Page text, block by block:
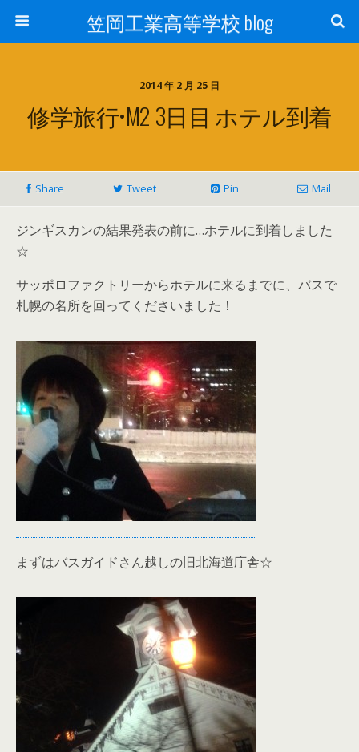
笠岡工業高等学校 blog
2014 年 2 月 25 日
修学旅行•M2 3日目 ホテル到着
Share Tweet Pin Mail
ジンギスカンの結果発表の前に…ホテルに到着しました
☆
サッポロファクトリーからホテルに来るまでに、バスで
札幌の名所を回ってくださいました！
まずはバスガイドさん越しの旧北海道庁舎☆